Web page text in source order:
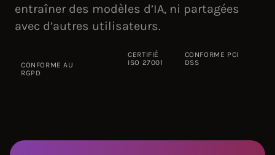
entraîner des modèles d’IA, ni partagées
avec d’autres utilisateurs.
CONFORME AU
RGPD
CERTIFIÉ
ISO 27001
CONFORME PCI
DSS